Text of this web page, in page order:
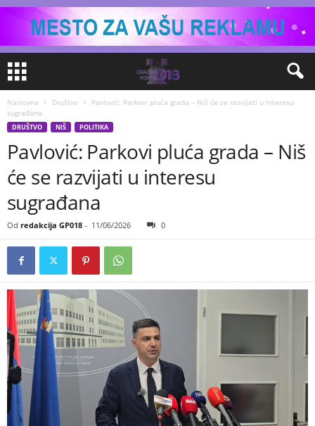
Naslovna Društvo
Pavlović: Parkovi pluća grada – Niš će se razvijati u interesu
sugrađana
DRUŠTVO NIŠ POLITIKA
Pavlović: Parkovi pluća grada – Niš
će se razvijati u interesu
sugrađana
Od redakcija GP018 - 11/06/2026 0